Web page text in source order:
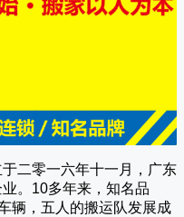
二零一六年十一月，广东
。10多年来，知名品
辆，五人的搬运队发展成